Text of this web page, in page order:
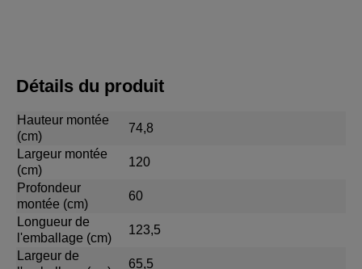
Détails du produit
Hauteur montée
(cm)
74,8
Largeur montée
(cm)
120
Profondeur
montée (cm)
60
Longueur de
l'emballage (cm)
123,5
Largeur de
65,5